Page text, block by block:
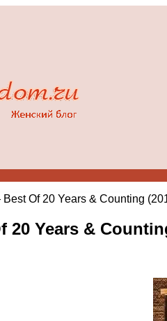
Of 20 Years & Counting
Years &